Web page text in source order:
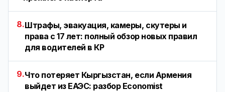
8.Штрафы, эвакуация, камеры, скутеры и
права с 17 лет: полный обзор новых правил
для водителей в КР
9.Что потеряет Кыргызстан, если Армения
выйдет из ЕАЭС: разбор Economist